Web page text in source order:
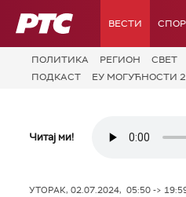
РТС ВЕСТИ
ПОЛИТИКА РЕГИОН СВЕТ
ПОДКАСТ
ЕУ МОГУЋНОСТИ
Читај ми!
УТОРАК, 02.07.2024, 05:50 ->